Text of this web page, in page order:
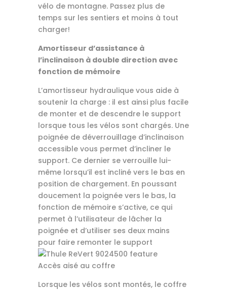
vélo de montagne. Passez plus de
temps sur les sentiers et moins à tout
charger!
Amortisseur d’assistance à
l’inclinaison à double direction avec
fonction de mémoire
L’amortisseur hydraulique vous aide à
soutenir la charge : il est ainsi plus facile
de monter et de descendre le support
lorsque tous les vélos sont chargés. Une
poignée de déverrouillage d’inclinaison
accessible vous permet d’incliner le
support. Ce dernier se verrouille lui-
même lorsqu’il est incliné vers le bas en
position de chargement. En poussant
doucement la poignée vers le bas, la
fonction de mémoire s’active, ce qui
permet à l’utilisateur de lâcher la
poignée et d’utiliser ses deux mains
pour faire remonter le support
Accès aisé au coffre
Lorsque les vélos sont montés, le coffre